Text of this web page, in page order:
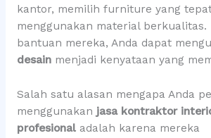
kantor, memilih furniture yang
menggunakan material berkualitas.
bantuan mereka, Anda dapat
desainmenjadi kenyataan yang
Salah satu alasan mengapa Anda
menggunakan jasa kontraktor
profesionaladalah karena mereka